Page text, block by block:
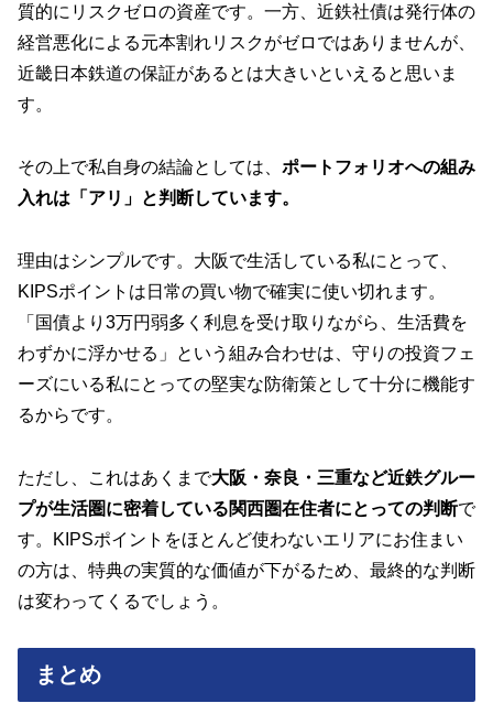
質的にリスクゼロの資産です。一方、近鉄社債は発行体の
経営悪化による元本割れリスクがゼロではありませんが、
近畿日本鉄道の保証があるとは大きいといえると思いま
す。
その上で私自身の結論としては、 ポートフォリオへの組み
入れは「アリ」と判断しています。
理由はシンプルです。大阪で生活している私にとって、
KIPSポイントは日常の買い物で確実に使い切れます。
「国債より3万円弱多く利息を受け取りながら、生活費を
わずかに浮かせる」という組み合わせは、守りの投資フェ
ーズにいる私にとっての堅実な防衛策として十分に機能す
るからです。
ただし、これはあくまで大阪・奈良・三重など近鉄グルー
プが生活圏に密着している関西圏在住者にとっての判断で
す。KIPSポイントをほとんど使わないエリアにお住まい
の方は、特典の実質的な価値が下がるため、最終的な判断
は変わってくるでしょう。
まとめ